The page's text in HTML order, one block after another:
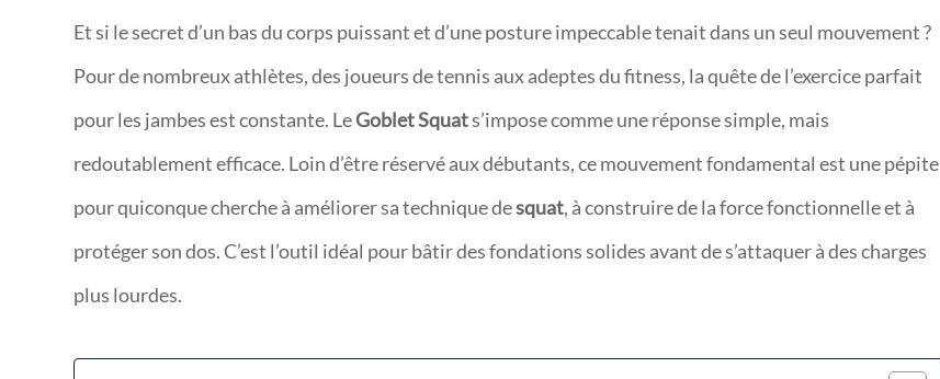
Et si le secret d’un bas du corps puissant et d’une posture impeccable tenait dans un seul mouvement ?
Pour de nombreux athlètes, des joueurs de tennis aux adeptes du fitness, la quête de l’exercice parfait
pour les jambes est constante. LeGoblet Squats’impose comme une réponse simple, mais
redoutablement efficace. Loin d’être réservé aux débutants, ce mouvement fondamental est une pépite
pour quiconque cherche à améliorer sa technique desquat, à construire de la force fonctionnelle et à
protéger son dos. C’est l’outil idéal pour bâtir des fondations solides avant de s’attaquer à des charges
plus lourdes.